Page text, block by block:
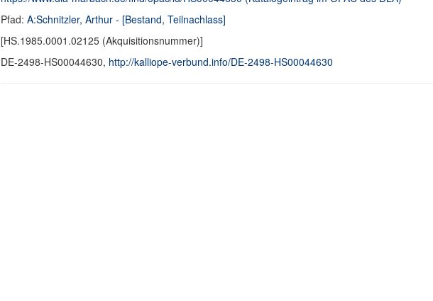
Pfad: A:Schnitzler, Arthur - [Bestand, Teilnachlass]
[HS.1985.0001.02125 (Akquisitionsnummer)]
DE-2498-HS00044630, http://kalliope-verbund.info/DE-2498-HS00044630